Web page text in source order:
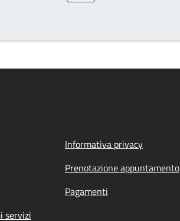
Informativa privacy
Prenotazione appuntamento
Pagamenti
servizi